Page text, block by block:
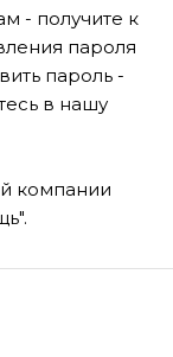
- получите к
пароля
пароль -
в нашу
компании